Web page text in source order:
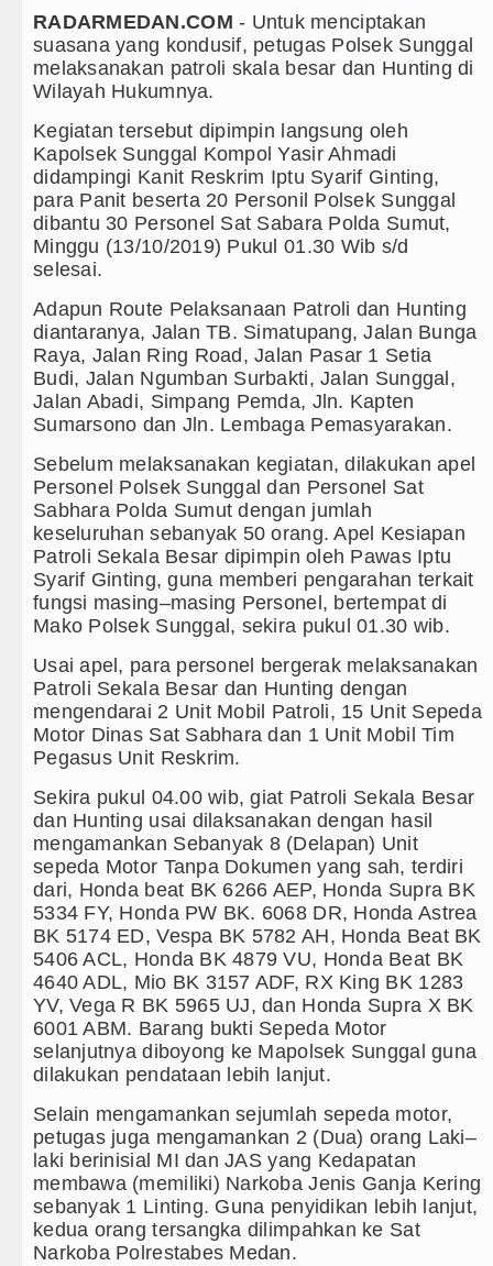
Kesehatan
Kuliner
Siraman Rohani
LGB Minus T dan Q Sebagai
Danrem 011 Lilawangsa Brigjen
Aceh
Era Baru Pengobatan Pasien
Rico Waas Nonaktifkan Lurah
Sebut LSL Pengidap HIV/AIDS
Chelsea Tumbang Ditekuk
Bupati Taput Sambut
PD AIJ Sumut Kembali
Bupati Toba Lantik 39 Pejabat,
LGB Minus T dan Q Sebagai
Danrem 011 Lilawangsa Brigjen
Aceh
Era Baru Pengobatan Pasien
Rico Waas Nonaktifkan Lurah
Sebut LSL Pengidap HIV/AIDS
Arsenal Dibungkam Real Betis
Chelsea Tumbang Ditekuk
Bupati Taput Sambut Kunjungan
PD AIJ Sumut Kembali
Bupati Toba Lantik 39 Pejabat,
RADARMEDAN.COM - Untuk menciptakan
suasana yang kondusif, petugas Polsek Sunggal
melaksanakan patroli skala besar dan Hunting di
Wilayah Hukumnya.
Kegiatan tersebut dipimpin langsung oleh
Kapolsek Sunggal Kompol Yasir Ahmadi
didampingi Kanit Reskrim Iptu Syarif Ginting,
para Panit beserta 20 Personil Polsek Sunggal
dibantu 30 Personel Sat Sabara Polda Sumut,
Minggu (13/10/2019) Pukul 01.30 Wib s/d
selesai.
Adapun Route Pelaksanaan Patroli dan Hunting
diantaranya, Jalan TB. Simatupang, Jalan Bunga
Raya, Jalan Ring Road, Jalan Pasar 1 Setia
Budi, Jalan Ngumban Surbakti, Jalan Sunggal,
Jalan Abadi, Simpang Pemda, Jln. Kapten
Sumarsono dan Jln. Lembaga Pemasyarakan.
Sebelum melaksanakan kegiatan, dilakukan apel
Personel Polsek Sunggal dan Personel Sat
Sabhara Polda Sumut dengan jumlah
keseluruhan sebanyak 50 orang. Apel Kesiapan
Patroli Sekala Besar dipimpin oleh Pawas Iptu
Syarif Ginting, guna memberi pengarahan terkait
fungsi masing–masing Personel, bertempat di
Mako Polsek Sunggal, sekira pukul 01.30 wib.
Usai apel, para personel bergerak melaksanakan
Patroli Sekala Besar dan Hunting dengan
mengendarai 2 Unit Mobil Patroli, 15 Unit Sepeda
Motor Dinas Sat Sabhara dan 1 Unit Mobil Tim
Pegasus Unit Reskrim.
Sekira pukul 04.00 wib, giat Patroli Sekala Besar
dan Hunting usai dilaksanakan dengan hasil
mengamankan Sebanyak 8 (Delapan) Unit
sepeda Motor Tanpa Dokumen yang sah, terdiri
dari, Honda beat BK 6266 AEP, Honda Supra BK
5334 FY, Honda PW BK. 6068 DR, Honda Astrea
BK 5174 ED, Vespa BK 5782 AH, Honda Beat BK
5406 ACL, Honda BK 4879 VU, Honda Beat BK
4640 ADL, Mio BK 3157 ADF, RX King BK 1283
YV, Vega R BK 5965 UJ, dan Honda Supra X BK
6001 ABM. Barang bukti Sepeda Motor
selanjutnya diboyong ke Mapolsek Sunggal guna
dilakukan pendataan lebih lanjut.
Selain mengamankan sejumlah sepeda motor,
petugas juga mengamankan 2 (Dua) orang Laki–
laki berinisial MI dan JAS yang Kedapatan
membawa (memiliki) Narkoba Jenis Ganja Kering
sebanyak 1 Linting. Guna penyidikan lebih lanjut,
kedua orang tersangka dilimpahkan ke Sat
Narkoba Polrestabes Medan.